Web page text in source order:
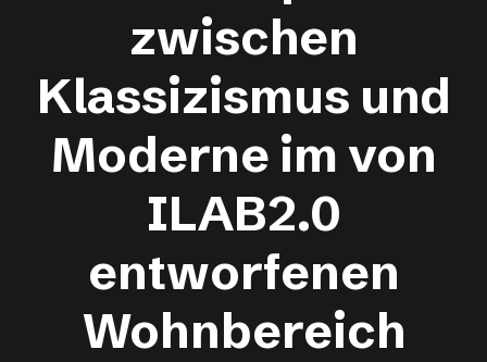
zwischen
Klassizismus und
Moderne im von
ILAB2.0
entworfenen
Wohnbereich